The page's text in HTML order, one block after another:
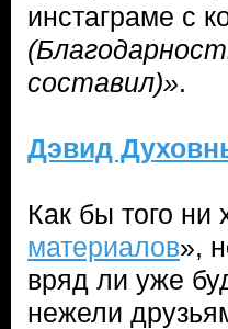
инстаграме с
составил)».
Дэвид
Как бы того ни
материалов»,
вряд ли уже
нежели